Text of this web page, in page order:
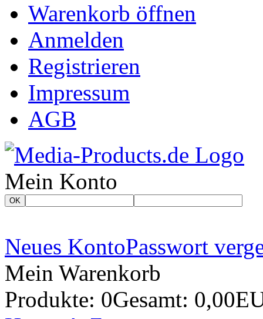
Warenkorb öffnen
Anmelden
Registrieren
Impressum
AGB
Mein Konto
OK
Neues KontoPasswort
Mein Warenkorb
Produkte: 0Gesamt: